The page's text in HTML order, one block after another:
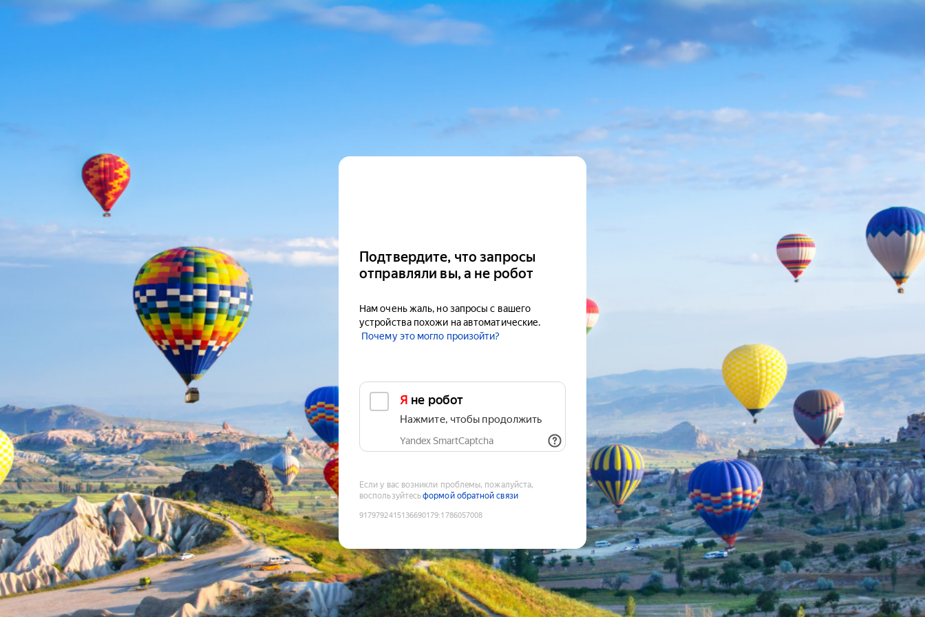
Подтвердите, что запросы
отправляли вы, а не робот
Нам очень жаль, но запросы с вашего
устройства похожи на автоматические.
Почему это могло произойти?
Я не робот
Нажмите, чтобы продолжить
Yandex SmartCaptcha
Если у вас возникли проблемы, пожалуйста,
воспользуйтесьформой обратной связи
9179792415136690179:1786057008